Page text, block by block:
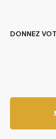
DONNEZ